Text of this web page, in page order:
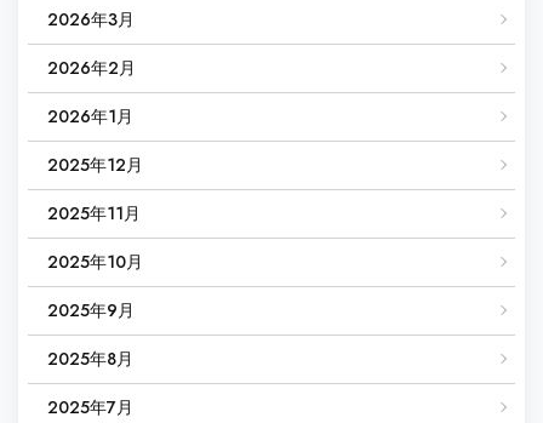
2026年3月
2026年2月
2026年1月
2025年12月
2025年11月
2025年10月
2025年9月
2025年8月
2025年7月